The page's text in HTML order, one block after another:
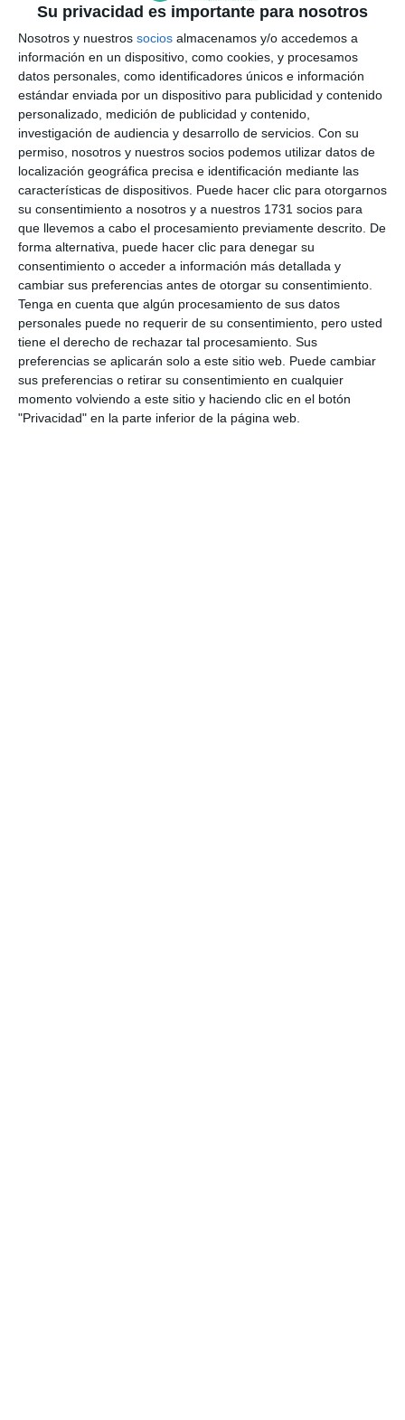
Su privacidad es importante para nosotros
Nosotros y nuestros socios almacenamos y/o accedemos a
información en un dispositivo, como cookies, y procesamos
datos personales, como identificadores únicos e información
estándar enviada por un dispositivo para publicidad y contenido
personalizado, medición de publicidad y contenido,
investigación de audiencia y desarrollo de servicios. Con su
permiso, nosotros y nuestros socios podemos utilizar datos de
localización geográfica precisa e identificación mediante las
características de dispositivos. Puede hacer clic para otorgarnos
su consentimiento a nosotros y a nuestros 1731 socios para
que llevemos a cabo el procesamiento previamente descrito. De
forma alternativa, puede hacer clic para denegar su
consentimiento o acceder a información más detallada y
cambiar sus preferencias antes de otorgar su consentimiento.
Tenga en cuenta que algún procesamiento de sus datos
personales puede no requerir de su consentimiento, pero usted
tiene el derecho de rechazar tal procesamiento. Sus
preferencias se aplicarán solo a este sitio web. Puede cambiar
sus preferencias o retirar su consentimiento en cualquier
momento volviendo a este sitio y haciendo clic en el botón
"Privacidad" en la parte inferior de la página web.
Jiménez durante un momento de la cata a ciegas. MÓNICA
LÓPEZ.
Por último, Martín agradeció a los miembros del
jurado su colaboración “que son especialistas
gastronómicos, por lo que hemos tenido una cata
de mucho nivel”.